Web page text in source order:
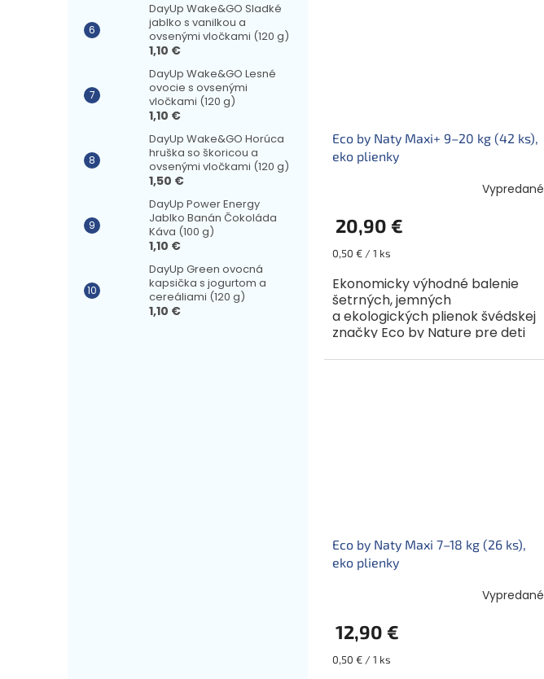
DayUp Wake&GO Sladké
jablko s vanilkou a
ovsenými vločkami (120 g)
1,10 €
DayUp Wake&GO Lesné
ovocie s ovsenými
vločkami (120 g)
1,10 €
DayUp Wake&GO Horúca
hruška so škoricou a
ovsenými vločkami (120 g)
1,50 €
DayUp Power Energy
Jablko Banán Čokoláda
Káva (100 g)
1,10 €
DayUp Green ovocná
kapsička s jogurtom a
cereáliami (120 g)
1,10 €
Eco by Naty Maxi+ 9–20 kg (42 ks),
eko plienky
Vypredané
20,90 €
Jednotková
0,50 € / 1 ks
Ekonomicky výhodné balenie
šetrných, jemných
a ekologických plienok švédskej
značky Eco by Nature pre deti
vylepšenému jadru teraz ešte
Eco by Naty Maxi 7–18 kg (26 ks),
eko plienky
Vypredané
12,90 €
Jednotková
0,50 € / 1 ks